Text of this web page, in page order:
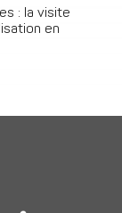
: la visite
en